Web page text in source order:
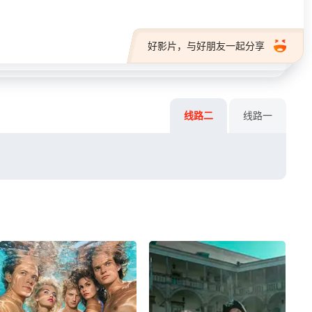
好影片，与好朋友一起分享
线路二 线路一